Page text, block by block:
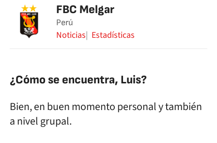
FBC Melgar
Perú
Noticias Estadísticas
¿Cómo se encuentra, Luis?
Bien, en buen momento personal y también
a nivel grupal.